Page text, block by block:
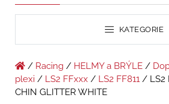
KATEGORIE
/ Racing / HELMY a BRÝLE /
plexi / LS2 FFxxx / LS2 FF811 / LS2
CHIN GLITTER WHITE